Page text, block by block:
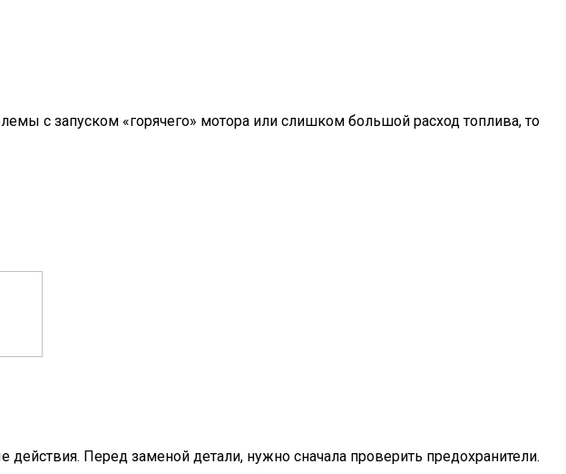
с запуском «горячего» мотора или слишком большой расход топлива, то
Перед заменой детали, нужно сначала проверить предохранители.